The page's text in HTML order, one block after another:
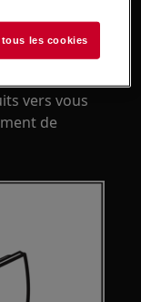
le bac à
vers vous
de
les cookies